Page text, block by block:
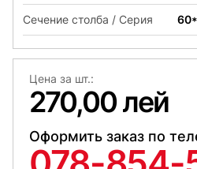
Сечение столба / Серия
Цена за шт.:
270,00 лей
Оформить заказ по